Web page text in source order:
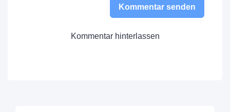
Kommentar senden
Kommentar hinterlassen